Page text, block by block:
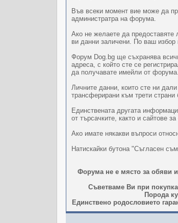
Във всеки момент вие може да
администратра на форума.
Ако не желаете да предоставяте
ви данни заличени. По ваш
Форум Dog.bg ще съхранява
адреса, с който сте се
да получавате имейли от форума.
Личните данни, които сте ни
трансферирани към трети страни
Единствената другата
от търсачките, както и сайтове
Ако имате някакви въпроси
Натискайки бутона "Съгласен
Форума не е място за обяви
Съветваме Ви при
Порода
Единствено родословието